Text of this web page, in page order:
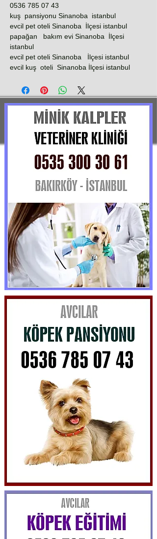
0536 785 07 43
kuş pansiyonu Sinanoba istanbul
evcil pet oteli Sinanoba İlçesi istanbul
papağan bakım evi Sinanoba İlçesi
istanbul
evcil pet oteli Sinanoba İlçesi istanbul
evcil kuş oteli Sinanoba İlçesi istanbul